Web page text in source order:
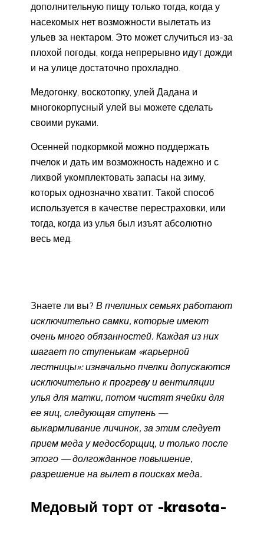
дополнительную пищу только тогда, когда у
насекомых нет возможности вылетать из
ульев за нектаром. Это может случиться из-за
плохой погоды, когда непрерывно идут дожди
и на улице достаточно прохладно.
Медогонку, воскотопку, улей Дадана и
многокорпусный улей вы можете сделать
своими руками.
Осенней подкормкой можно поддержать
пчелок и дать им возможность надежно и с
лихвой укомплектовать запасы на зиму,
которых однозначно хватит. Такой способ
используется в качестве перестраховки, или
тогда, когда из улья был изъят абсолютно
весь мед.
Знаете ли вы? В пчелиных семьях работают
исключительно самки, которые имеют
очень много обязанностей. Каждая из них
шагает по ступенькам «карьерной
лестницы»: изначально пчелки допускаются
исключительно к прогреву и вентиляции
улья для матки, потом чистят ячейки для
ее яиц, следующая ступень —
выкармливание личинок, за этим следует
прием меда у медосборщиц, и только после
этого — долгожданное повышение,
разрешение на вылет в поисках меда.
Медовый торт от -krasota-